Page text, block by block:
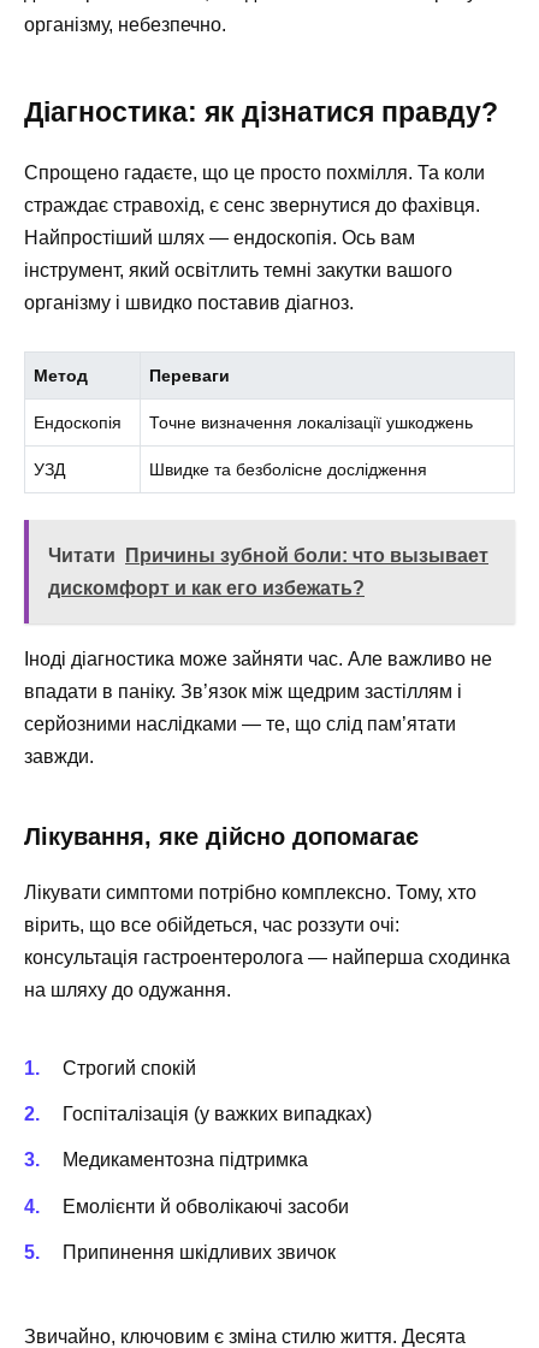
організму, небезпечно.
Діагностика: як дізнатися правду?
Спрощено гадаєте, що це просто похмілля. Та коли
страждає стравохід, є сенс звернутися до фахівця.
Найпростіший шлях — ендоскопія. Ось вам
інструмент, який освітлить темні закутки вашого
організму і швидко поставив діагноз.
Метод Переваги
Ендоскопія Точне визначення локалізації ушкоджень
УЗД Швидке та безболісне дослідження
Читати
Причины зубной боли: что вызывает
дискомфорт и как его избежать?
Іноді діагностика може зайняти час. Але важливо не
впадати в паніку. Зв’язок між щедрим застіллям і
серйозними наслідками — те, що слід пам’ятати
завжди.
Лікування, яке дійсно допомагає
Лікувати симптоми потрібно комплексно. Тому, хто
вірить, що все обійдеться, час роззути очі:
консультація гастроентеролога — найперша сходинка
на шляху до одужання.
Строгий спокій
Госпіталізація (у важких випадках)
Медикаментозна підтримка
Емолієнти й обволікаючі засоби
Припинення шкідливих звичок
Звичайно, ключовим є зміна стилю життя. Десята